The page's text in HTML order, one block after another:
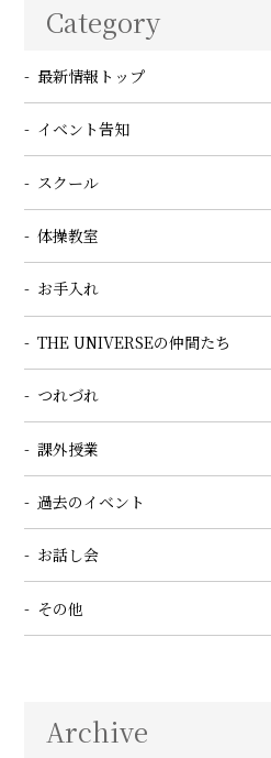
Category
最新情報トップ
イベント告知
スクール
体操教室
お手入れ
THE UNIVERSEの仲間たち
つれづれ
課外授業
過去のイベント
お話し会
その他
Archive